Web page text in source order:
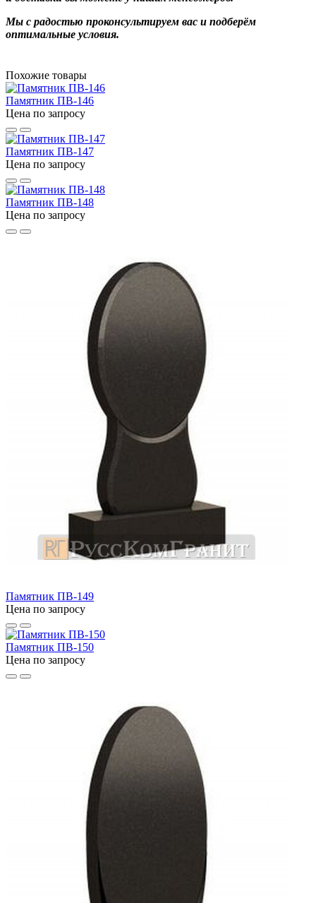
Мы с радостью проконсультируем вас и подберём
оптимальные условия.
Похожие товары
Памятник ПВ-146
Цена по запросу
Памятник ПВ-147
Цена по запросу
Памятник ПВ-148
Цена по запросу
Памятник ПВ-149
Цена по запросу
Памятник ПВ-150
Цена по запросу